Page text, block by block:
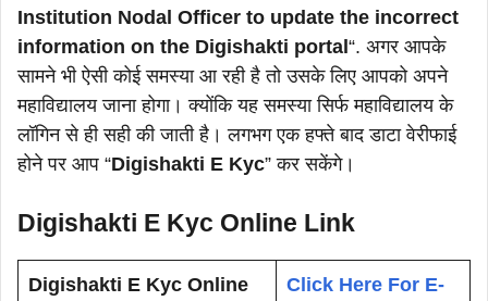
Institution Nodal Officer to update the incorrect
information on the Digishakti portal“. अगर आपके
सामने भी ऐसी कोई समस्या आ रही है तो उसके लिए आपको अपने
महाविद्यालय जाना होगा। क्योंकि यह समस्या सिर्फ महाविद्यालय के
लॉगिन से ही सही की जाती है। लगभग एक हफ्ते बाद डाटा वेरीफाई
होने पर आप “Digishakti E Kyc” कर सकेंगे।
Digishakti E Kyc Online Link
Digishakti E Kyc Online
Click Here For E-